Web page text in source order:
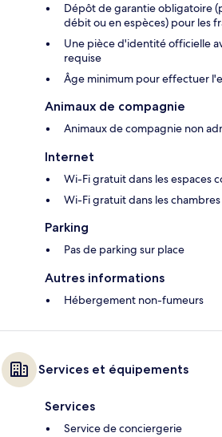
Dépôt de garantie obligatoire
débit ou en espèces) pour les
Une pièce d'identité officielle
requise
Âge minimum pour effectuer
Animaux de compagnie
Animaux de compagnie non
Internet
Wi-Fi gratuit dans les espaces
Wi-Fi gratuit dans les chambres
Parking
Pas de parking sur place
Autres informations
Hébergement non-fumeurs
Services et équipements
Services
Service de conciergerie